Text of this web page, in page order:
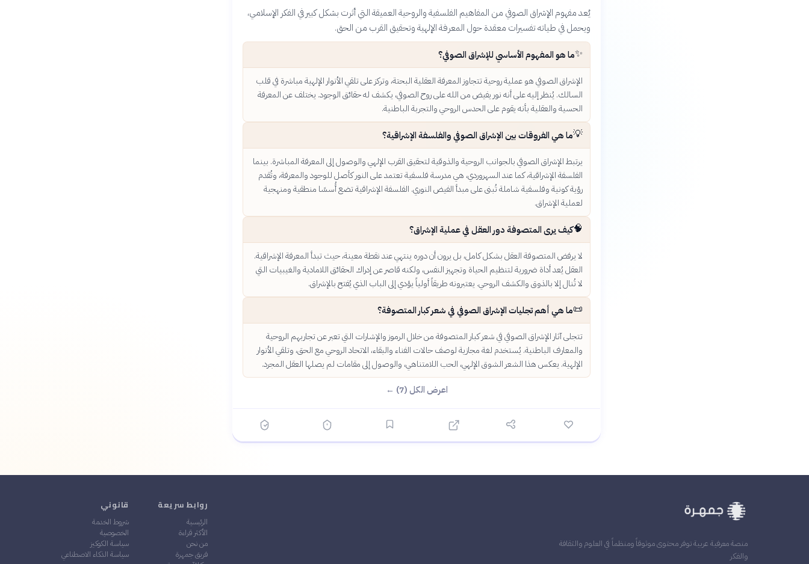
يُعد مفهوم الإشراق الصوفي من المفاهيم الفلسفية والروحية العميقة التي أثرت بشكل كبير في الفكر الإسلامي،
ويحمل في طياته تفسيرات معقدة حول المعرفة الإلهية وتحقيق القرب من الحق.
✨ما هو المفهوم الأساسي للإشراق الصوفي؟
الإشراق الصوفي هو عملية روحية تتجاوز المعرفة العقلية البحتة، وتركز على تلقي الأنوار الإلهية مباشرة في قلب
السالك. يُنظر إليه على أنه نور يفيض من الله على روح الصوفي، يكشف له حقائق الوجود. يختلف عن المعرفة
الحسية والعقلية بأنه يقوم على الحدس الروحي والتجربة الباطنية.
💡ما هي الفروقات بين الإشراق الصوفي والفلسفة الإشراقية؟
يرتبط الإشراق الصوفي بالجوانب الروحية والذوقية لتحقيق القرب الإلهي والوصول إلى المعرفة المباشرة. بينما
الفلسفة الإشراقية، كما عند السهروردي، هي مدرسة فلسفية تعتمد على النور كأصل للوجود والمعرفة، وتُقدم
رؤية كونية وفلسفية شاملة تُبنى على مبدأ الفيض النوري. الفلسفة الإشراقية تضع أُسسًا منطقية ومنهجية
لعملية الإشراق.
🧠كيف يرى المتصوفة دور العقل في عملية الإشراق؟
لا يرفض المتصوفة العقل بشكل كامل، بل يرون أن دوره ينتهي عند نقطة معينة، حيث تبدأ المعرفة الإشراقية.
العقل يُعد أداة ضرورية لتنظيم الحياة وتجهيز النفس، ولكنه قاصر عن إدراك الحقائق اللامادية والغيبيات التي
لا تُنال إلا بالذوق والكشف الروحي. يعتبرونه طريقاً أولياً يؤدي إلى الباب الذي يُفتح بالإشراق.
📜ما هي أهم تجليات الإشراق الصوفي في شعر كبار المتصوفة؟
تتجلى آثار الإشراق الصوفي في شعر كبار المتصوفة من خلال الرموز والإشارات التي تعبر عن تجاربهم الروحية
والمعارف الباطنية. يُستخدم لغة مجازية لوصف حالات الفناء والبقاء، الاتحاد الروحي مع الحق، وتلقي الأنوار
الإلهية. يعكس هذا الشعر الشوق الإلهي، الحب اللامتناهي، والوصول إلى مقامات لم يصلها العقل المجرد.
اعرض الكل (7) ←
منصة معرفية عربية توفر محتوى موثوقاً ومنظماً في العلوم والثقافة
والفكر
روابط سريعة
الرئيسية
الأكثر قراءة
من نحن
فريق جمهرة
قانوني
شروط الخدمة
الخصوصية
سياسة الكوكيز
سياسة الذكاء الاصطناعي